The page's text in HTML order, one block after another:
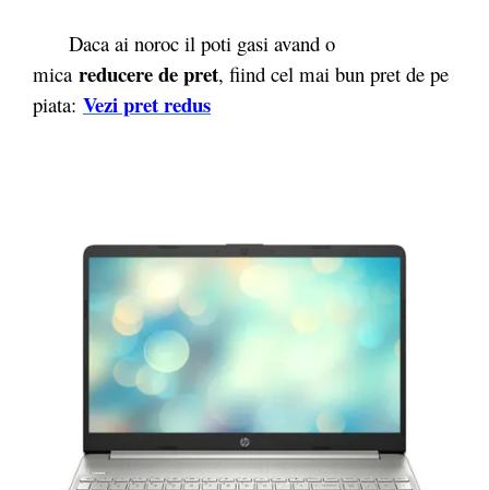
Daca ai noroc il poti gasi avand o
mica reducere de pret, fiind cel mai bun pret de pe
piata: Vezi pret redus